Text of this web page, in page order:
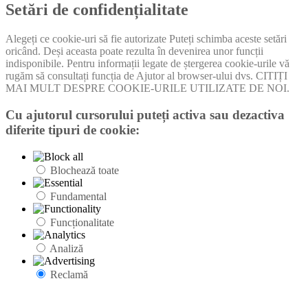
Setări de confidențialitate
Alegeți ce cookie-uri să fie autorizate Puteți schimba aceste setări
oricând. Deși aceasta poate rezulta în devenirea unor funcții
indisponibile. Pentru informații legate de ștergerea cookie-urile vă
rugăm să consultați funcția de Ajutor al browser-ului dvs. CITIȚI
MAI MULT DESPRE COOKIE-URILE UTILIZATE DE NOI.
Cu ajutorul cursorului puteți activa sau dezactiva
diferite tipuri de cookie:
Blochează toate
Fundamental
Funcționalitate
Analiză
Reclamă